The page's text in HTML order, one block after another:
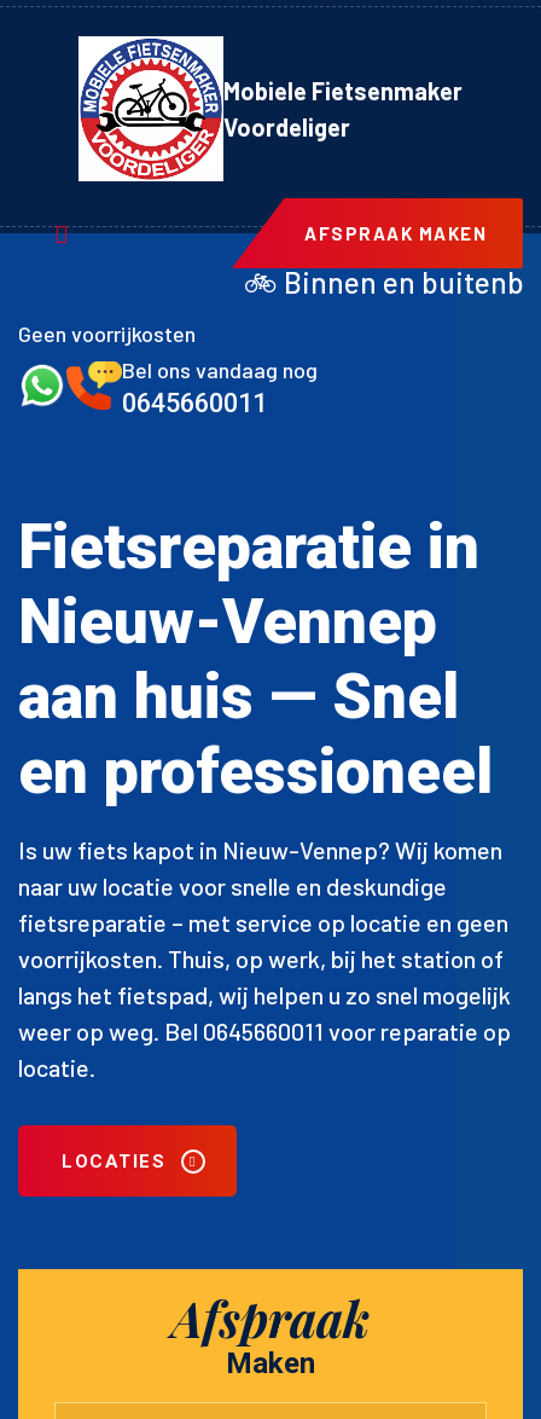
Mobiele Fietsenmaker
Voordeliger
AFSPRAAK MAKEN
🚲 Binnen en buitenband achter
Geen voorrijkosten
Bel ons vandaag nog
0645660011
Fietsreparatie in
Nieuw-Vennep
aan huis — Snel
en professioneel
Is uw fiets kapot in Nieuw-Vennep? Wij komen
naar uw locatie voor snelle en deskundige
fietsreparatie – met service op locatie en geen
voorrijkosten. Thuis, op werk, bij het station of
langs het fietspad, wij helpen u zo snel mogelijk
weer op weg. Bel 0645660011 voor reparatie op
locatie.
LOCATIES
Afspraak
Maken